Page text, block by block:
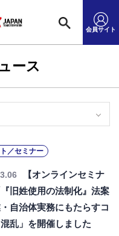
会員サイト
ース
／セミナー
【オンラインセミナ
旧姓使用の法制化』法案
自治体実務にもたらすコ
乱」を開催しました